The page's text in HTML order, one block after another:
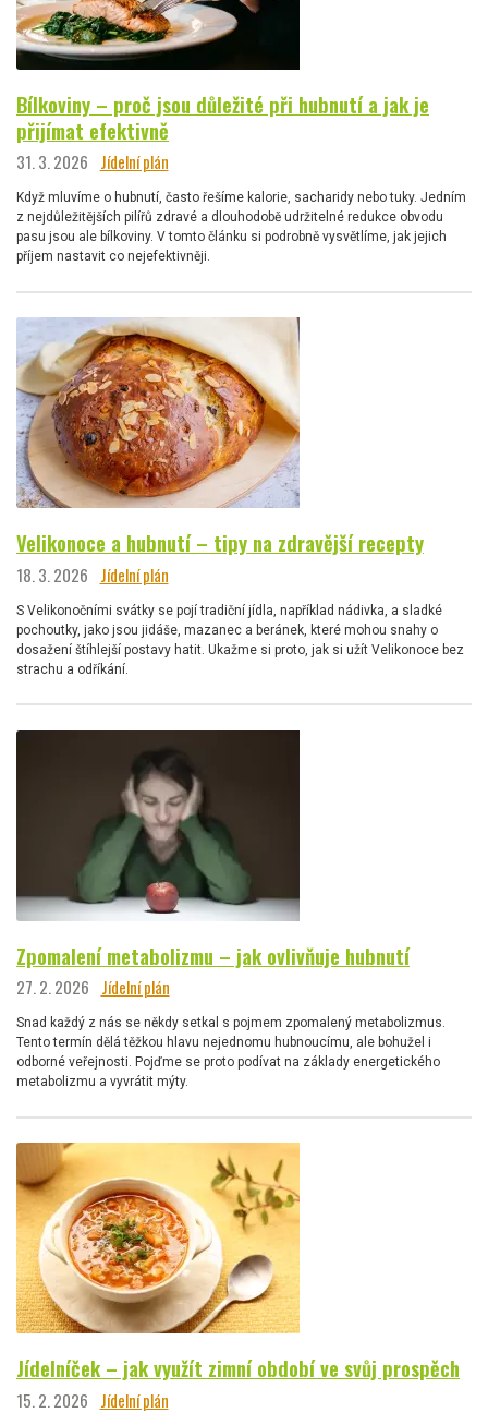
Bílkoviny – proč jsou důležité při hubnutí a jak je
přijímat efektivně
31. 3. 2026 Jídelní plán
Když mluvíme o hubnutí, často řešíme kalorie, sacharidy nebo tuky. Jedním
z nejdůležitějších pilířů zdravé a dlouhodobě udržitelné redukce obvodu
pasu jsou ale bílkoviny. V tomto článku si podrobně vysvětlíme, jak jejich
příjem nastavit co nejefektivněji.
Velikonoce a hubnutí – tipy na zdravější recepty
18. 3. 2026 Jídelní plán
S Velikonočními svátky se pojí tradiční jídla, například nádivka, a sladké
pochoutky, jako jsou jidáše, mazanec a beránek, které mohou snahy o
dosažení štíhlejší postavy hatit. Ukažme si proto, jak si užít Velikonoce bez
strachu a odříkání.
Zpomalení metabolizmu – jak ovlivňuje hubnutí
27. 2. 2026 Jídelní plán
Snad každý z nás se někdy setkal s pojmem zpomalený metabolizmus.
Tento termín dělá těžkou hlavu nejednomu hubnoucímu, ale bohužel i
odborné veřejnosti. Pojďme se proto podívat na základy energetického
metabolizmu a vyvrátit mýty.
Jídelníček – jak využít zimní období ve svůj prospěch
15. 2. 2026 Jídelní plán